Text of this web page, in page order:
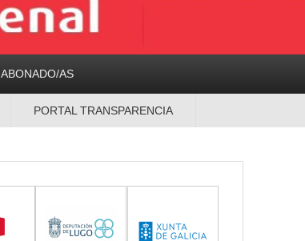
ABONADO/AS
PORTAL TRANSPARENCIA